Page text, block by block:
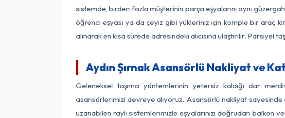
sistemde, birden fazla müşterinin parça eşyalarını aynı
öğrenci eşyası ya da çeyiz gibi yükleriniz için komple bir araç
alınarak en kısa sürede adresindeki alıcısına ulaştırılır.
Aydın Şırnak Asansörlü Nakliyat ve
Geleneksel taşıma yöntemlerinin yetersiz kaldığı dar
asansörlerimizi devreye alıyoruz. Asansörlü nakliyat sayesinde
uzanabilen raylı sistemlerimizle eşyalarınızı doğrudan